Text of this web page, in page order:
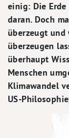
einig: Die
daran. Doch
überzeugt
überzeugen
überhaupt
Menschen
Klimawandel
US-